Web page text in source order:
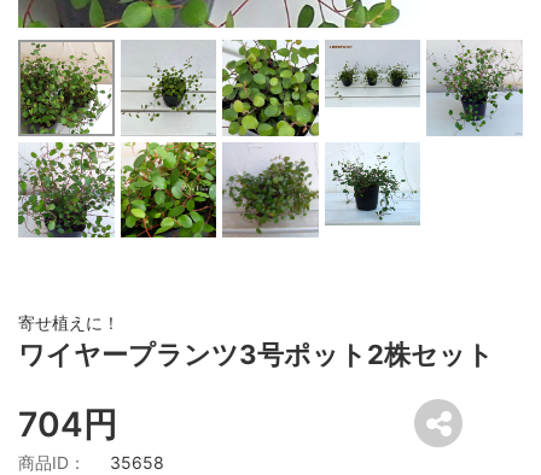
寄せ植えに！
ワイヤープランツ3号ポット2株セット
704円
商品ID： 35658